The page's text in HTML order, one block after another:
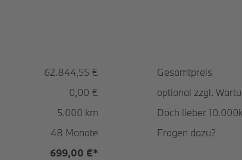
62.844,55 €
0,00 €
5.000 km
48 Monate
699,00 €*
Gesamtpreis
optional zzgl.
Doch lieber
Fragen dazu?